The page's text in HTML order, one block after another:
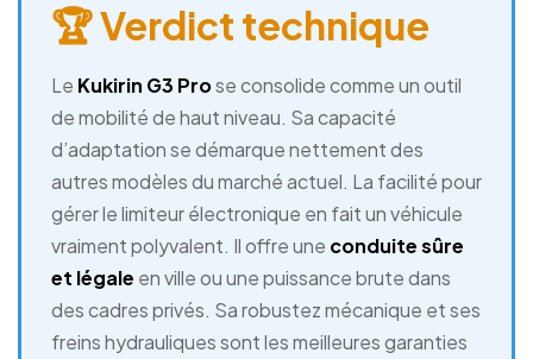
🏆 Verdict technique
Le Kukirin G3 Prose consolide comme un outil
de mobilité de haut niveau. Sa capacité
d’adaptation se démarque nettement des
autres modèles du marché actuel. La facilité pour
gérer le limiteur électronique en fait un véhicule
vraiment polyvalent. Il offre une conduite sûre
et légale en ville ou une puissance brute dans
des cadres privés. Sa robustez mécanique et ses
freins hydrauliques sont les meilleures garanties